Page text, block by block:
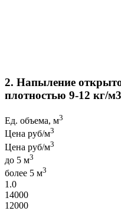
2. Напыление
плотностью 9-12 кг/м3
Ед. объема, м3
Цена руб/м3
Цена руб/м3
до 5 м3
более 5 м3
1.0
14000
12000